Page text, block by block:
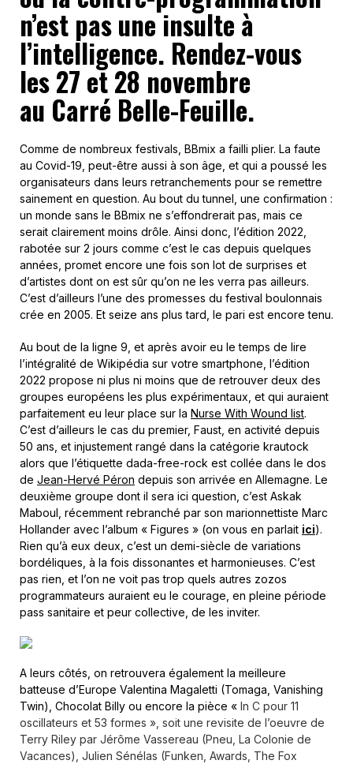
n’est pas une insulte à
l’intelligence. Rendez-vous
les 27 et 28 novembre
au Carré Belle-Feuille.
Comme de nombreux festivals, BBmix a failli plier. La faute
au Covid-19, peut-être aussi à son âge, et qui a poussé les
organisateurs dans leurs retranchements pour se remettre
sainement en question. Au bout du tunnel, une confirmation :
un monde sans le BBmix ne s’effondrerait pas, mais ce
serait clairement moins drôle. Ainsi donc, l’édition 2022,
rabotée sur 2 jours comme c’est le cas depuis quelques
années, promet encore une fois son lot de surprises et
d’artistes dont on est sûr qu’on ne les verra pas ailleurs.
C’est d’ailleurs l’une des promesses du festival boulonnais
crée en 2005. Et seize ans plus tard, le pari est encore tenu.
Au bout de la ligne 9, et après avoir eu le temps de lire
l’intégralité de Wikipédia sur votre smartphone, l’édition
2022 propose ni plus ni moins que de retrouver deux des
groupes européens les plus expérimentaux, et qui auraient
parfaitement eu leur place sur la Nurse With Wound list.
C’est d’ailleurs le cas du premier, Faust, en activité depuis
50 ans, et injustement rangé dans la catégorie krautock
alors que l’étiquette dada-free-rock est collée dans le dos
de Jean-Hervé Péron depuis son arrivée en Allemagne. Le
deuxième groupe dont il sera ici question, c’est Askak
Maboul, récemment rebranché par son marionnettiste Marc
Hollander avec l’album « Figures » (on vous en parlait ici).
Rien qu’à eux deux, c’est un demi-siècle de variations
bordéliques, à la fois dissonantes et harmonieuses. C’est
pas rien, et l’on ne voit pas trop quels autres zozos
programmateurs auraient eu le courage, en pleine période
pass sanitaire et peur collective, de les inviter.
A leurs côtés, on retrouvera également la meilleure
batteuse d’Europe Valentina Magaletti (Tomaga, Vanishing
Twin), Chocolat Billy ou encore la pièce « In C pour 11
oscillateurs et 53 formes », soit une revisite de l’oeuvre de
Terry Riley par Jérôme Vassereau (Pneu, La Colonie de
Vacances), Julien Sénélas (Funken, Awards, The Fox